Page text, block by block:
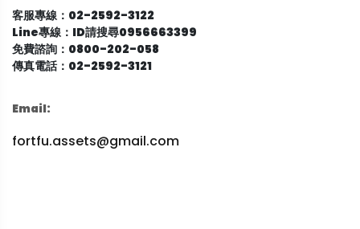
客服專線：02-2592-3122
Line專線：ID請搜尋0956663399
免費諮詢：0800-202-058
傳真電話：02-2592-3121
Email:
fortfu.assets@gmail.com